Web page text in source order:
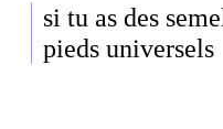
si tu as des
pieds universels